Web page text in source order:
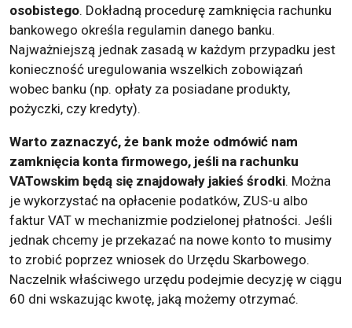
osobistego. Dokładną procedurę zamknięcia rachunku
bankowego określa regulamin danego banku.
Najważniejszą jednak zasadą w każdym przypadku jest
konieczność uregulowania wszelkich zobowiązań
wobec banku (np. opłaty za posiadane produkty,
pożyczki, czy kredyty).
Warto zaznaczyć, że bank może odmówić nam
zamknięcia konta firmowego, jeśli na rachunku
VATowskim będą się znajdowały jakieś środki. Można
je wykorzystać na opłacenie podatków, ZUS-u albo
faktur VAT w mechanizmie podzielonej płatności. Jeśli
jednak chcemy je przekazać na nowe konto to musimy
to zrobić poprzez wniosek do Urzędu Skarbowego.
Naczelnik właściwego urzędu podejmie decyzję w ciągu
60 dni wskazując kwotę, jaką możemy otrzymać.